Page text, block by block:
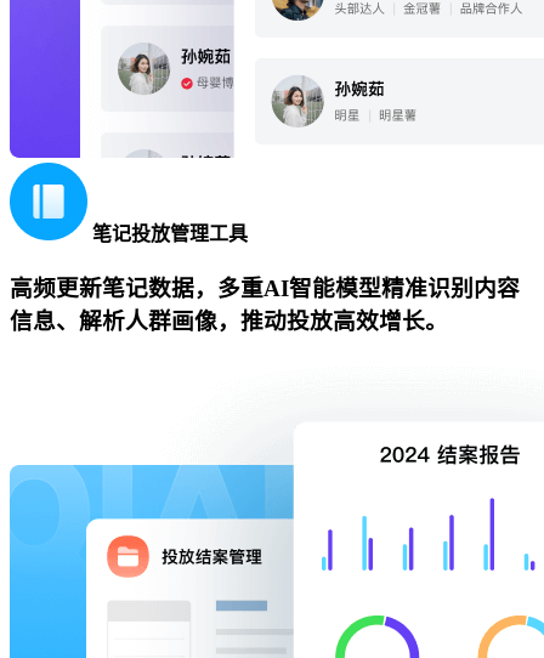
笔记投放管理工具
高频更新笔记数据，多重AI智能模型精准识别内容
信息、解析人群画像，推动投放高效增长。